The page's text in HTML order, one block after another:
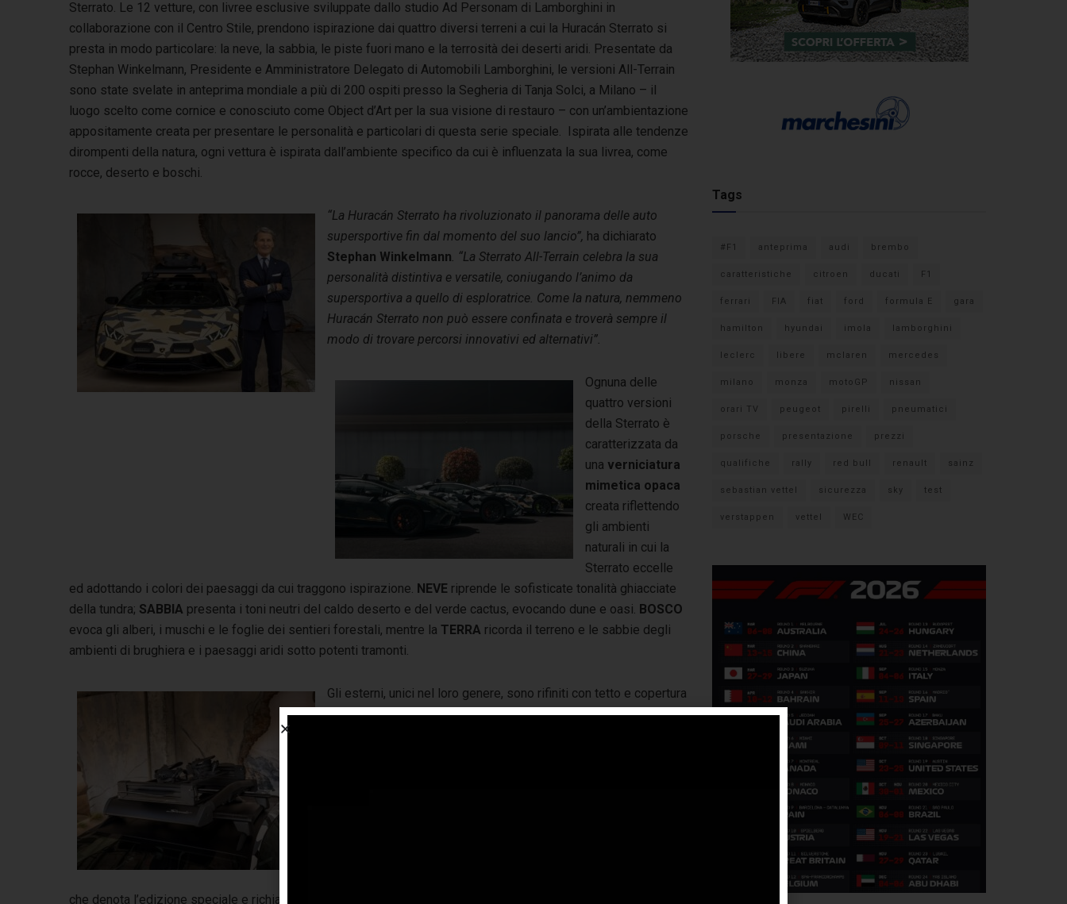
Sterrato. Le 12 vetture, con livree esclusive sviluppate dallo studio Ad Personam di Lamborghini in
collaborazione con il Centro Stile, prendono ispirazione dai quattro diversi terreni a cui la Huracán Sterrato si
presta in modo particolare: la neve, la sabbia, le piste fuori mano e la terrosità dei deserti aridi. Presentate da
Stephan Winkelmann, Presidente e Amministratore Delegato di Automobili Lamborghini, le versioni All-Terrain
sono state svelate in anteprima mondiale a più di 200 ospiti presso la Segheria di Tanja Solci, a Milano – il
luogo scelto come cornice e conosciuto come Object d’Art per la sua visione di restauro – con un’ambientazione
appositamente creata per presentare le personalità e particolari di questa serie speciale. Ispirata alle tendenze
dirompenti della natura, ogni vettura è ispirata dall’ambiente specifico da cui è influenzata la sua livrea, come
rocce, deserto e boschi.
“La Huracán Sterrato ha rivoluzionato il panorama delle auto
supersportive fin dal momento del suo lancio”, ha dichiarato
Stephan Winkelmann . “La Sterrato All-Terrain celebra la sua
personalità distintiva e versatile, coniugando l’animo da
supersportiva a quello di esploratrice. Come la natura, nemmeno
Huracán Sterrato non può essere confinata e troverà sempre il
modo di trovare percorsi innovativi ed alternativi”.
Ognuna delle
quattro versioni
della Sterrato è
caratterizzata da
una verniciatura
mimetica opaca
creata riflettendo
gli ambienti
naturali in cui la
Sterrato eccelle
ed adottando i colori dei paesaggi da cui traggono ispirazione. NEVE riprende le sofisticate tonalità ghiacciate
della tundra; SABBIA presenta i toni neutri del caldo deserto e del verde cactus, evocando dune e oasi. BOSCO
evoca gli alberi, i muschi e le foglie dei sentieri forestali, mentre la TERRA ricorda il terreno e le sabbie degli
ambienti di brughiera e i paesaggi aridi sotto potenti tramonti.
Gli esterni, unici nel loro genere, sono rifiniti con tetto e copertura
superiore del cofano in nero opaco, così come le barre portatutto
che denota l’edizione speciale e richiama la livrea esterna.
Tags
#F1 anteprima audi brembo
caratteristiche citroen ducati F1
ferrari FIA fiat ford formula E gara
hamilton hyundai imola lamborghini
leclerc libere mclaren mercedes
milano monza motoGP nissan
orari TV peugeot pirelli pneumatici
porsche presentazione prezzi
qualifiche rally red bull renault sainz
sebastian vettel sicurezza sky test
verstappen vettel WEC